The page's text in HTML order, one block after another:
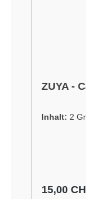
ZUYA -
Inhalt: 2
15,00